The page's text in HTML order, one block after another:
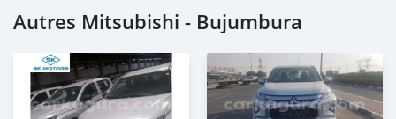
Autres Mitsubishi - Bujumbura